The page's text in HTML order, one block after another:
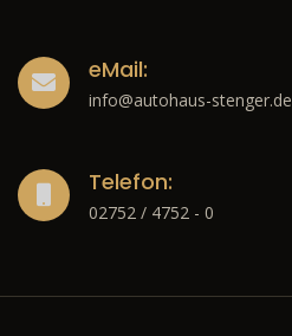
eMail:
info@autohaus-stenger.de
Telefon:
02752 / 4752 - 0